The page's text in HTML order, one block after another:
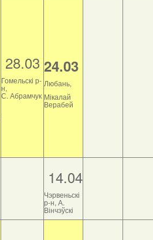
28.03
Гомельскі р-
н,
С. Абрамчук
24.03
Любань,
Мікалай
Верабей
14.04
Чэрвеньскі
р-н, А.
Вінчэўскі